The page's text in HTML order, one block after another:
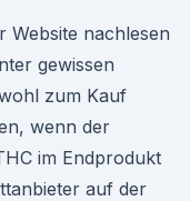
Website nachlesen
gewissen
zum Kauf
wenn der
im Endprodukt
auf der